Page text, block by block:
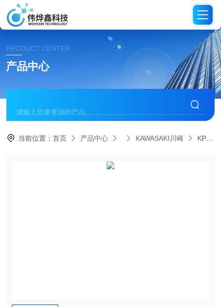
PRODUCT CENTER
产品中心
当前位置：首页 产品中心 KAWASAKI川崎 KPT-6川崎KAWASAKI 凿岩机锤子破碎机夯实机